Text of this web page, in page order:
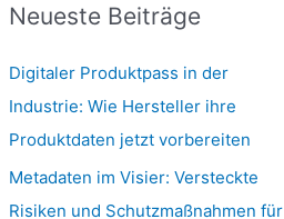
Neueste Beiträge
Digitaler Produktpass in der
Industrie: Wie Hersteller ihre
Produktdaten jetzt vorbereiten
Metadaten im Visier: Versteckte
Risiken und Schutzmaßnahmen für